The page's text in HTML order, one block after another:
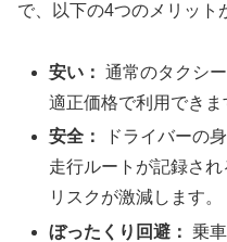
で、以下の4つのメリット
安い： 通常のタクシ
適正価格で利用できま
安全：
ドライバーの
走行ルートが記録さ
リスクが激減します。
ぼったくり回避：
乗